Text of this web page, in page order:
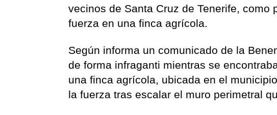
vecinos de Santa Cruz de Tenerife,
fuerza en una finca agrícola.
Según informa un comunicado de la
de forma infraganti mientras se
una finca agrícola, ubicada en el
la fuerza tras escalar el muro perimetral